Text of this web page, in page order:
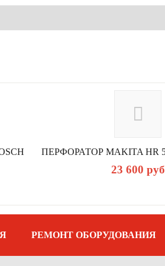
23 600 руб
РЕМОНТ ОБОРУДОВАНИЯ